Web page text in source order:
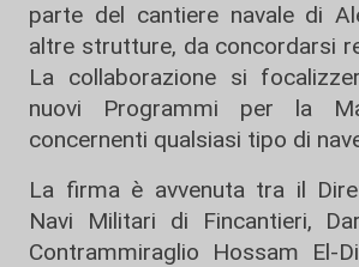
parte del cantiere navale di
altre strutture, da concordarsi
La collaborazione si
nuovi Programmi per la
concernenti qualsiasi tipo di
La firma è avvenuta tra il
Navi Militari di Fincantieri,
Contrammiraglio Hossam El-